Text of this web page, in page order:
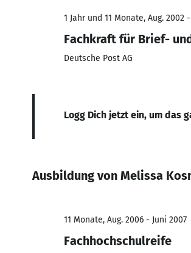
1 Jahr und 11 Monate, Aug. 2002
Fachkraft für Brief-
Deutsche Post AG
Logg Dich jetzt ein, um das
Ausbildung von Melissa
11 Monate, Aug. 2006 - Juni 2007
Fachhochschulreife